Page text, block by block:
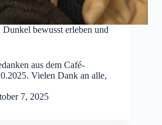
bewusst erleben und
aus dem Café-
Vielen Dank an alle,
7, 2025